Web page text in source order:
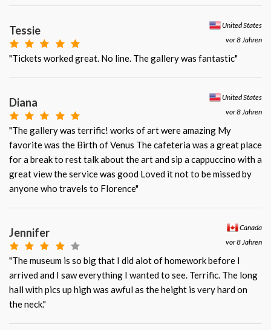
United States
vor 8 Jahren
Tessie
"Tickets worked great. No line. The gallery was fantastic"
United States
vor 8 Jahren
Diana
"The gallery was terrific! works of art were amazing My
favorite was the Birth of Venus The cafeteria was a great place
for a break to rest talk about the art and sip a cappuccino with a
great view the service was good Loved it not to be missed by
anyone who travels to Florence"
Canada
vor 8 Jahren
Jennifer
"The museum is so big that I did alot of homework before I
arrived and I saw everything I wanted to see. Terrific. The long
hall with pics up high was awful as the height is very hard on
the neck."